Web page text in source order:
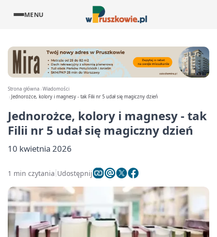
MENU
Strona główna Wiadomości
Jednorożce, kolory i magnesy - tak Filii nr 5 udał się magiczny dzień
Jednorożce, kolory i magnesy - tak
Filii nr 5 udał się magiczny dzień
10 kwietnia 2026
1 min czytania Udostępnij